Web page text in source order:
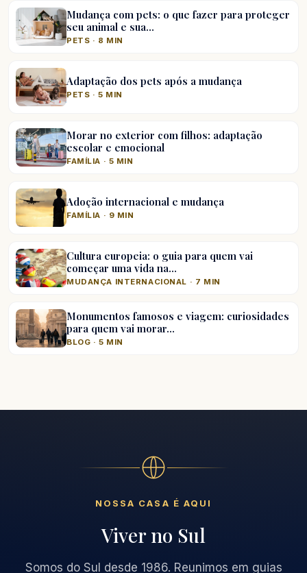
Mudança com pets: o que fazer para proteger
seu animal e sua…
PETS · 8 MIN
Adaptação dos pets após a mudança
PETS · 5 MIN
Morar no exterior com filhos: adaptação
escolar e emocional
FAMÍLIA · 5 MIN
Adoção internacional e mudança
FAMÍLIA · 9 MIN
Cultura europeia: o guia para quem vai
começar uma vida na…
MUDANÇA INTERNACIONAL · 7 MIN
Monumentos famosos e viagem: curiosidades
para quem vai morar…
BLOG · 5 MIN
NOSSA CASA É AQUI
Viver no Sul
Somos do Sul desde 1986. Reunimos em guias